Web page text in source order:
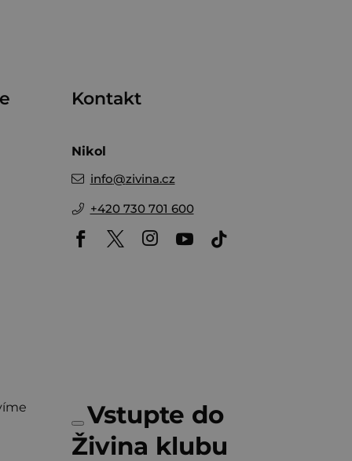
Kontakt
Nikol
info@zivina.cz
+420 730 701 600
Vstupte do
Živina klubu